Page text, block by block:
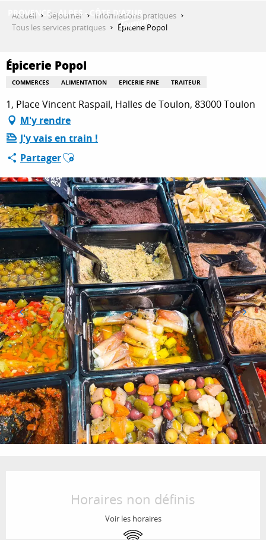
QUE FAIRE ?
SÉJOURNER
ESPACE PRO
Accueil Séjourner
Informations pratiques
Tous les services pratiques
Épicerie Popol
Épicerie Popol
COMMERCES ALIMENTATION EPICERIE FINE TRAITEUR
1, Place Vincent Raspail, Halles de Toulon, 83000 Toulon
M'y rendre
J'y vais en train !
PartagerAjouter aux favoris
Horaires non définis
Voir les horaires
WiFi